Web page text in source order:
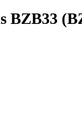
BZB33